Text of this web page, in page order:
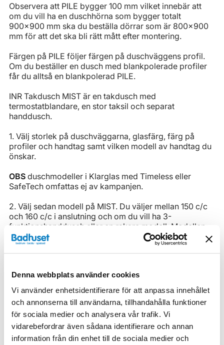
Denna webbplats använder cookies
Vi använder enhetsidentifierare för att anpassa innehållet
och annonserna till användarna, tillhandahålla funktioner
för sociala medier och analysera vår trafik. Vi
vidarebefordrar även sådana identifierare och annan
information från din enhet till de sociala medier och
Observera att PILE bygger 100 mm vilket innebär att
om du vill ha en duschhörna som bygger totalt
900x900 mm ska du beställa dörrar som är 800x900
mm för att det ska bli rätt mått efter montering.
Färgen på PILE följer färgen på duschväggens profil.
Om du beställer en dusch med blankpolerade profiler
får du alltså en blankpolerad PILE.
INR Takdusch MIST är en takdusch med
termostatblandare, en stor taksil och separat
handdusch.
1. Välj storlek på duschväggarna, glasfärg, färg på
profiler och handtag samt vilken modell av handtag du
önskar.
OBS duschmodeller i Klarglas med Timeless eller
SafeTech omfattas ej av kampanjen.
2. Välj sedan modell på MIST. Du väljer mellan 150 c/c
och 160 c/c i anslutning och om du vill ha 3-
funktionshanddusch eller en rakare modell. Modellen
med rak handdusch, alltså mikrofonmodellen, finns i
följande olika färger på slangen: Krom/Krom, Krom/Vit
Egenskaper
Bredd (mm) 1000
Djup (mm) 1000